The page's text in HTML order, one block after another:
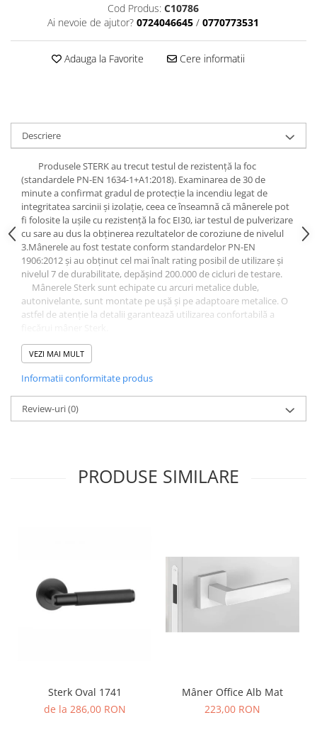
Cod Produs: C10786
Ai nevoie de ajutor? 0724046645 / 0770773531
Adauga la Favorite Cere informatii
Descriere
Produsele STERK au trecut testul de rezistență la foc
(standardele PN-EN 1634-1+A1:2018). Examinarea de 30 de
minute a confirmat gradul de protecție la incendiu legat de
integritatea sarcinii și izolație, ceea ce înseamnă că mânerele pot
fi folosite la ușile cu rezistență la foc EI30, iar testul de pulverizare
cu sare au dus la obținerea rezultatelor de coroziune de nivelul
3.Mânerele au fost testate conform standardelor PN-EN
1906:2012 și au obținut cel mai înalt rating posibil de utilizare și
nivelul 7 de durabilitate, depășind 200.000 de cicluri de testare.
Mânerele Sterk sunt echipate cu arcuri metalice duble,
autonivelante, sunt montate pe ușă și pe adaptoare metalice. O
astfel de atenție la detalii garantează utilizarea confortabilă a
Fiecare set contine:
- o pereche de manere - stanga/dreapta; ambele conectate la
- 2 bucăți rozete de montare (adaptoare de montare)
- ax din două piese (forma pătrată, dimensiuni 8mm x 8mm)
- 2 buc șuruburi traversante
- set șuruburi hexagonale cu cheie hexagonală
În cazul ușii mai groase, vă rugăm să ne furnizați toate descrierile
VEZI MAI MULT
Informatii conformitate produs
Review-uri(0)
PRODUSE SIMILARE
Sterk Oval 1741
de la 286,00 RON
Mâner Office Alb Mat
223,00 RON